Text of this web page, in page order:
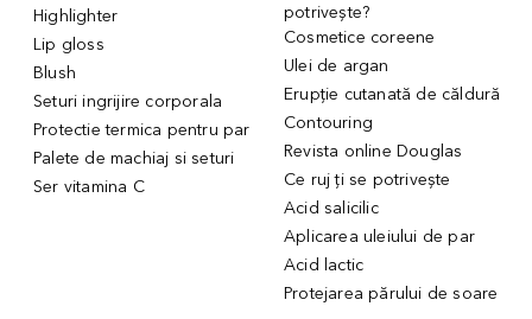
Highlighter
Lip gloss
Blush
Seturi ingrijire corporala
Protectie termica pentru par
Palete de machiaj si seturi
Ser vitamina C
potrivește?
Cosmetice coreene
Ulei de argan
Erupție cutanată de căldură
Contouring
Revista online Douglas
Ce ruj ți se potrivește
Acid salicilic
Aplicarea uleiului de par
Acid lactic
Protejarea părului de soare